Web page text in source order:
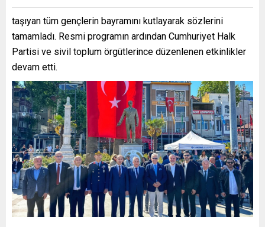
taşıyan tüm gençlerin bayramını kutlayarak sözlerini
tamamladı. Resmi programın ardından Cumhuriyet Halk
Partisi ve sivil toplum örgütlerince düzenlenen etkinlikler
devam etti.